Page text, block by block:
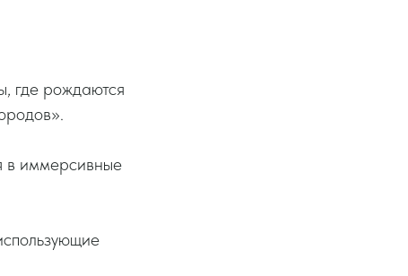
где рождаются
в иммерсивные